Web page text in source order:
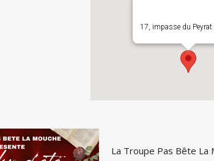
17, impasse du Peyrat
La Troupe Pas Bête La